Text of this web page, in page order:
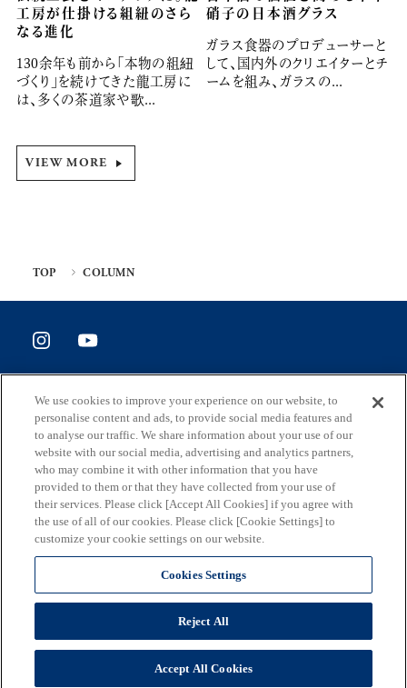
工房が仕掛ける組紐のさら
なる進化
130余年も前から「本物の組紐
づくり」を続けてきた龍工房に
は、多くの茶道家や歌...
硝子の日本酒グラス
ガラス食器のプロデューサーと
して、国内外のクリエイターとチ
ームを組み、ガラスの...
VIEW MORE
TOP COLUMN
ホームページ評価アンケート
住所
163-8001 東京都新宿区西新宿2-8-1
メール
S0290106(at)section.metro.tokyo.jp
担当部署
東京都産業労働局総務部企画調整課
We use cookies to improve your experience on our website, to
personalise content and ads, to provide social media features and
to analyse our traffic. We share information about your use of our
website with our social media, advertising and analytics partners,
who may combine it with other information that you have
provided to them or that they have collected from your use of
their services. Please click [Accept All Cookies] if you agree with
the use of all of our cookies. Please click [Cookie Settings] to
customize your cookie settings on our website.
Cookies Settings
Reject All
Accept All Cookies